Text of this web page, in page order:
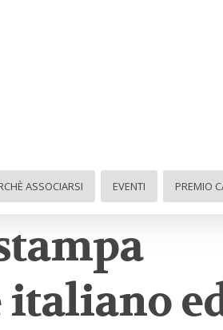
ASSOCIARSI EVENTI PREMIO